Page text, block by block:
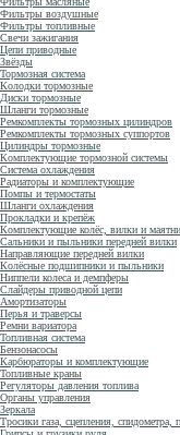
Фильтры воздушные
Фильтры топливные
Свечи зажигания
Цепи приводные
Звёзды
Тормозная система
Колодки тормозные
Диски тормозные
Шланги тормозные
Ремкомплекты тормозных цилиндров
Ремкомплекты тормозных суппортов
Цилиндры тормозные
Комплектующие тормозной системы
Система охлаждения
Радиаторы и комплектующие
Помпы и термостаты
Шланги охлаждения
Прокладки и крепёж
Комплектующие колёс, вилки и
Сальники и пыльники передней вилки
Направляющие передней вилки
Колёсные подшипники и пыльники
Ниппели колеса и демпферы
Слайдеры приводной цепи
Амортизаторы
Перья и траверсы
Ремни вариатора
Топливная система
Бензонасосы
Карбюраторы и комплектующие
Топливные краны
Регуляторы давления топлива
Органы управления
Зеркала
Тросики газа, сцепления, спидометра,